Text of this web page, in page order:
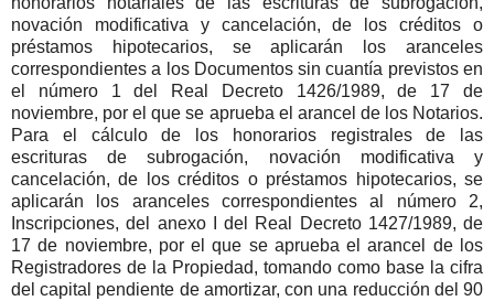
novación modificativa y cancelación, de los créditos o
préstamos hipotecarios, se aplicarán los aranceles
correspondientes a los Documentos sin cuantía previstos en
el número 1 del Real Decreto 1426/1989, de 17 de
noviembre, por el que se aprueba el arancel de los Notarios.
Para el cálculo de los honorarios registrales de las
escrituras de subrogación, novación modificativa y
cancelación, de los créditos o préstamos hipotecarios, se
aplicarán los aranceles correspondientes al número 2,
Inscripciones, del anexo I del Real Decreto 1427/1989, de
17 de noviembre, por el que se aprueba el arancel de los
Registradores de la Propiedad, tomando como base la cifra
del capital pendiente de amortizar, con una reducción del 90